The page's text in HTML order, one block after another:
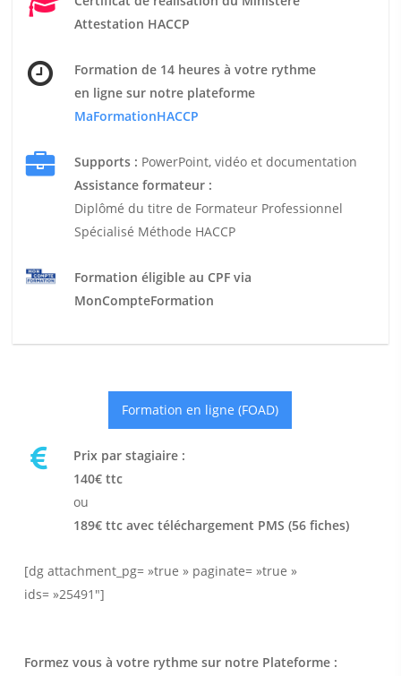
Attestation HACCP
Formation de 14 heures à votre rythme
en ligne sur notre plateforme
MaFormationHACCP
Supports : PowerPoint, vidéo et documentation
Assistance formateur :
Diplômé du titre de Formateur Professionnel
Spécialisé Méthode HACCP
Formation éligible au CPF via
MonCompteFormation
Formation en ligne (FOAD)
Prix par stagiaire :
140€ ttc
ou
189€ ttc avec téléchargement PMS (56 fiches)
[dg attachment_pg= »true » paginate= »true »
ids= »25491″]
Formez vous à votre rythme sur notre Plateforme :